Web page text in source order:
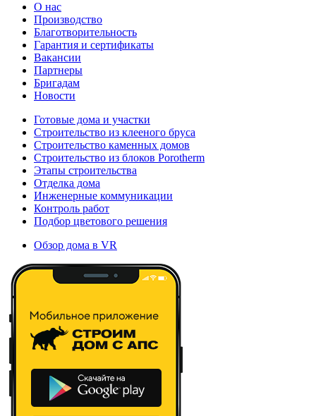
О нас
Производство
Благотворительность
Гарантия и сертификаты
Вакансии
Партнеры
Бригадам
Новости
Готовые дома и участки
Строительство из клееного бруса
Строительство каменных домов
Строительство из блоков Porotherm
Этапы строительства
Отделка дома
Инженерные коммуникации
Контроль работ
Подбор цветового решения
Обзор дома в VR